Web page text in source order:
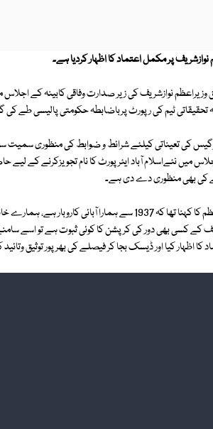
نوازشریف پر مکمل اعتماد کا اظہار کردیا ہے۔
نوازشریف کی زیر صدارت وفاقی کابینہ کے
تحقیقاتی ٹیم کی رپورٹ پرباضابطہ حکومتی پالیسی طے کی گئی
کی تعیناتی کیلئے شرائط و ضوابط کی منظوری سمیت
نئےاسلام آباد ایئر پورٹ کا نام تجویزکرنے کے لیے
کی بھی منظوری دے دی ہے۔
اجلاس کے دوران وزیر اعظم کا کہنا تھا کہ 1937 سے
کے کسی بھی دور کی کرپشن کا کوئی ثبوت ہے تو اسے سامنے
اظہار کیا اور ڈیسک بجا کر فیصلے کی بھرپور توثیق